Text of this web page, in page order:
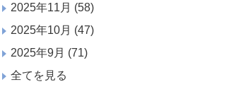
2025年11月 (58)
2025年10月 (47)
2025年9月 (71)
全てを見る